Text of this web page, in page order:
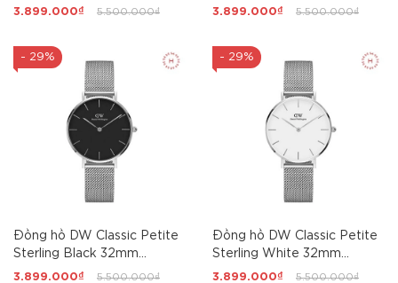
DW00100161 Nữ
3.899.000₫ 5.500.000₫
DW00100163
3.899.000₫ 5.500.000₫
- 29%
Đồng hồ DW Classic Petite
Sterling Black 32mm
DW00100162 Nữ
3.899.000₫ 5.500.000₫
- 29%
Đồng hồ DW Classic Petite
Sterling White 32mm
DW00100164 Nữ
3.899.000₫ 5.500.000₫